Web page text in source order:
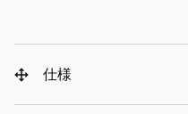
仕様